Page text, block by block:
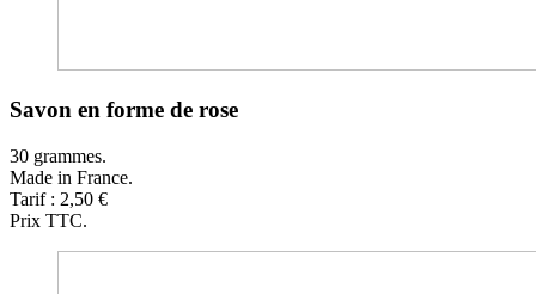
Savon en forme de rose
30 grammes.
Made in France.
Tarif : 2,50 €
Prix TTC.